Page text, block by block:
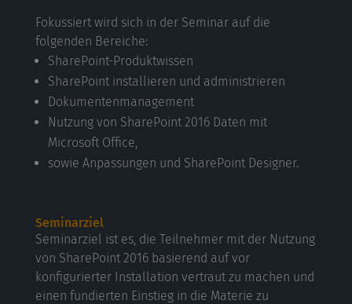
Fokussiert wird sich in der Seminar auf die
folgenden Bereiche:
SharePoint-Produktwissen
SharePoint installieren und administrieren
Dokumentenmanagement
Nutzung von SharePoint 2016 Daten mit
Microsoft Office,
sowie Anpassungen und SharePoint Designer.
Seminarziel
Seminarziel ist es, die Teilnehmer mit der Nutzung
von SharePoint 2016 basierend auf vor
konfigurierter Installation vertraut zu machen und
einen fundierten Einstieg in die Materie zu